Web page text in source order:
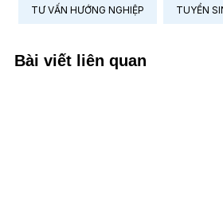
TƯ VẤN HƯỚNG NGHIỆP TUYỂN
Bài viết liên quan